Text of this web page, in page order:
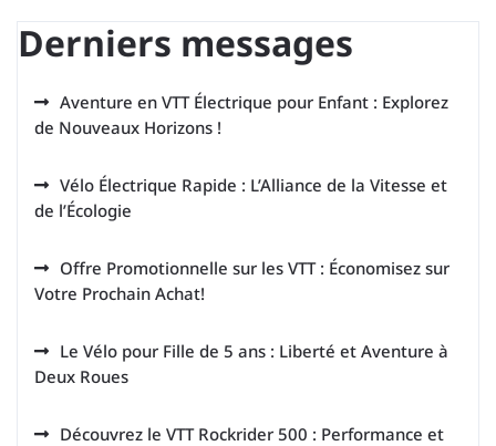
Derniers messages
Aventure en VTT Électrique pour Enfant : Explorez
de Nouveaux Horizons !
Vélo Électrique Rapide : L’Alliance de la Vitesse et
de l’Écologie
Offre Promotionnelle sur les VTT : Économisez sur
Votre Prochain Achat!
Le Vélo pour Fille de 5 ans : Liberté et Aventure à
Deux Roues
Découvrez le VTT Rockrider 500 : Performance et